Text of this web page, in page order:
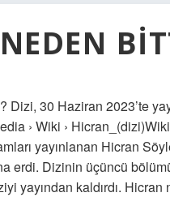
Dizi, 30 Haziran 2023’te
› Wiki ›
yayınlanan Hicran
erdi. Dizinin üçüncü
yayından kaldırdı.